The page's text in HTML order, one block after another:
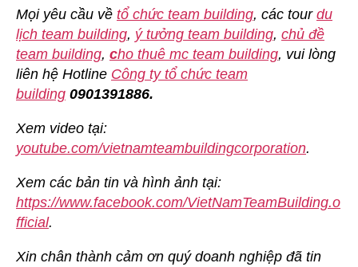
Mọi yêu cầu về tổ chức team building, các tour du
lịch team building, ý tưởng team building, chủ đề
team building, cho thuê mc team building, vui lòng
liên hệ Hotline Công ty tổ chức team
building 0901391886.
Xem video tại:
youtube.com/vietnamteambuildingcorporation.
Xem các bản tin và hình ảnh tại:
https://www.facebook.com/VietNamTeamBuilding.o
fficial.
Xin chân thành cảm ơn quý doanh nghiệp đã tin